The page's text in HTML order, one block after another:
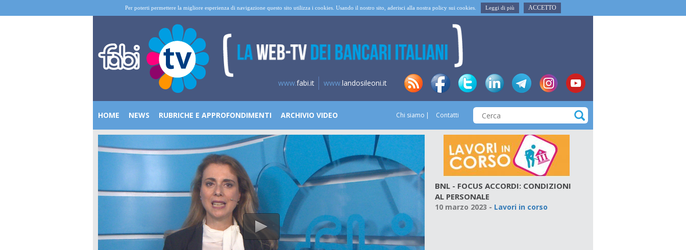
Per poterti permettere la migliore esperienza di navigazione questo sito utilizza i cookies. Usando il nostro sito, aderisci alla nostra policy sui cookies. Leggi di più ACCETTO
www.fabi.it www.landosileoni.it
HOME NEWS RUBRICHE E APPROFONDIMENTI ARCHIVIO VIDEO Chi siamo Contatti
BNL - FOCUS ACCORDI: CONDIZIONI
AL PERSONALE
10 marzo 2023 - Lavori in corso